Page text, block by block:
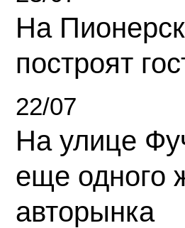
На
построят
22/07
На улице
еще одного
авторынка